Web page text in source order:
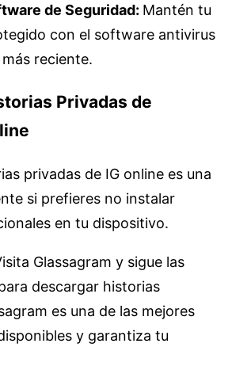
de Seguridad: Mantén tu
con el software antivirus
reciente.
Privadas de
privadas de IG online es una
si prefieres no instalar
en tu dispositivo.
Glassagram y sigue las
descargar historias
es una de las mejores
y garantiza tu